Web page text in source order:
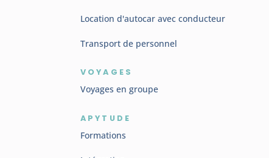
Location d'autocar avec conducteur
Transport de personnel
VOYAGES
Voyages en groupe
APYTUDE
Formations